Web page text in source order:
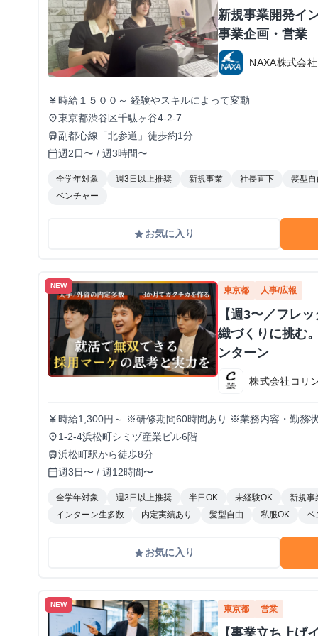
新規事業開発イ
事業企画・営業
NAXA株式会社
currency_yen時給１５００～ 経験やスキルによって変動
place東京都渋谷区千駄ヶ谷4-2-7
train副都心線「北参道」徒歩約1分
calendar_today週2日〜 / 週3時間〜
全学年対象 週3日以上推奨 新規事業 社長直下
髪型
ベンチャー
gradeお気に入り
NEW 東京都 人事/広報
【週3〜／フレ
織づくりに挑む
ンターン
株式会社コリ
currency_yen時給1,300円～ ※研修期間60時間あり ※業務内容・勤務
place 1-2-4浜松町シミヅ産業ビル6階
train浜松町駅から徒歩8分
calendar_today週3日〜 / 週12時間〜
全学年対象 週3日以上推奨 半日OK 未経験OK
新規事
インターン生多数
内定実績あり 髪型自由 私服OK ベ
gradeお気に入り
NEW 東京都 営業
【事業立ち上げ